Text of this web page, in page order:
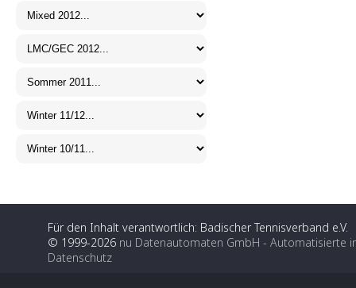
Für den Inhalt verantwortlich: Badischer Tennisverband e.V.
© 1999-2026 nu Datenautomaten GmbH - Automatisierte
Datenschutz